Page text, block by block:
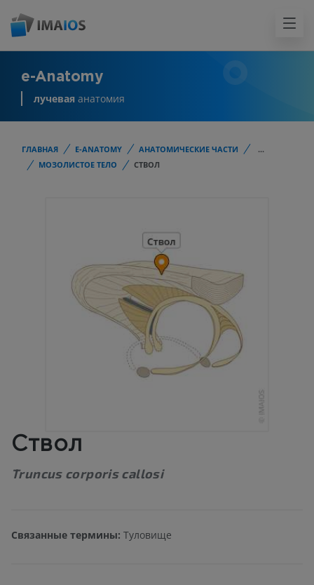
e-Anatomy
лучевая анатомия
ГЛАВНАЯ E-ANATOMY АНАТОМИЧЕСКИЕ ЧАСТИ
...
МОЗОЛИСТОЕ ТЕЛО
СТВОЛ
Ствол
Truncus corporis callosi
Связанные термины: Туловище